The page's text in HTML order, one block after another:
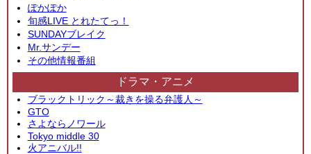
ぽかぽか
旬感LIVE とれたてっ！
SUNDAYブレイク
Mr.サンデー
その他情報番組
ドラマ・アニメ
ブラックトリック～裁きを操る弁護人～
GTO
さよならノワール
Tokyo middle 30
火アニバル!!